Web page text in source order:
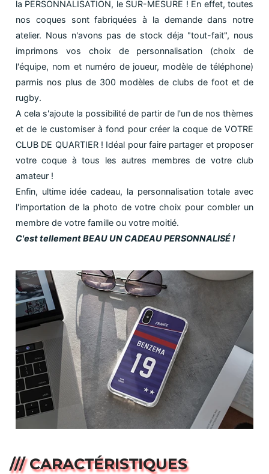
la PERSONNALISATION, le SUR-MESURE ! En effet, toutes
nos coques sont fabriquées à la demande dans notre
atelier. Nous n'avons pas de stock déja "tout-fait", nous
imprimons vos choix de personnalisation (choix de
l'équipe, nom et numéro de joueur, modèle de téléphone)
parmis nos plus de 300 modèles de clubs de foot et de
rugby.
A cela s'ajoute la possibilité de partir de l'un de nos thèmes
et de le customiser à fond pour créer la coque de VOTRE
CLUB DE QUARTIER ! Idéal pour faire partager et proposer
votre coque à tous les autres membres de votre club
amateur !
Enfin, ultime idée cadeau, la personnalisation totale avec
l'importation de la photo de votre choix pour combler un
membre de votre famille ou votre moitié.
C'est tellement BEAU UN CADEAU PERSONNALISÉ !
/// CARACTÉRISTIQUES